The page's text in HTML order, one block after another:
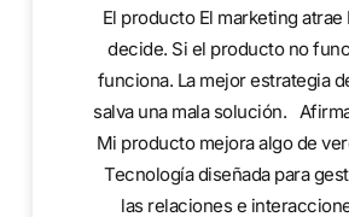
El producto El marketing
decide. Si el producto no
funciona. La mejor estrategia
salva una mala solución.
Mi producto mejora algo de
Tecnología diseñada para
las relaciones e